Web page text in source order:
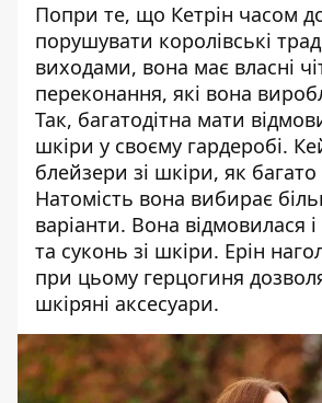
Попри те, що Кетрін часом
порушувати королівські
виходами, вона має власні
переконання, які вона
Так, багатодітна мати
шкіри у своєму гардеробі.
блейзери зі шкіри, як багато
Натомість вона вибирає
варіанти. Вона відмовилася і
та суконь зі шкіри. Ерін
при цьому герцогиня
шкіряні аксесуари.